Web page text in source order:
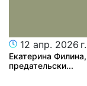
12 апр. 2026 г.
Екатерина
предательски...